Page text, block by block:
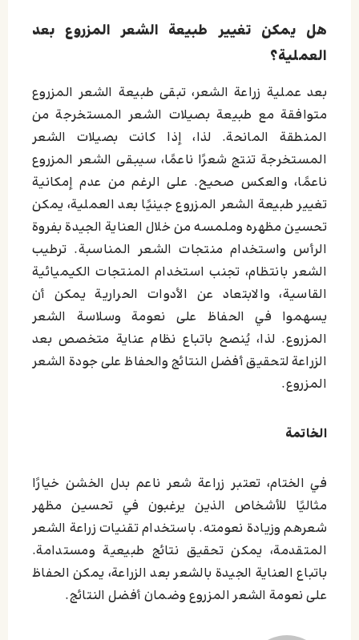
هل يمكن تغيير طبيعة الشعر المزروع بعد
العملية؟
بعد عملية زراعة الشعر، تبقى طبيعة الشعر المزروع
متوافقة مع طبيعة بصيلات الشعر المستخرجة من
المنطقة المانحة. لذا، إذا كانت بصيلات الشعر
المستخرجة تنتج شعرًا ناعمًا، سيبقى الشعر المزروع
ناعمًا، والعكس صحيح. على الرغم من عدم إمكانية
تغيير طبيعة الشعر المزروع جينيًا بعد العملية، يمكن
تحسين مظهره وملمسه من خلال العناية الجيدة بفروة
الرأس واستخدام منتجات الشعر المناسبة. ترطيب
الشعر بانتظام، تجنب استخدام المنتجات الكيميائية
القاسية، والابتعاد عن الأدوات الحرارية يمكن أن
يسهموا في الحفاظ على نعومة وسلاسة الشعر
المزروع. لذا، يُنصح باتباع نظام عناية متخصص بعد
الزراعة لتحقيق أفضل النتائج والحفاظ على جودة الشعر
المزروع.
الخاتمة
في الختام، تعتبر زراعة شعر ناعم بدل الخشن خيارًا
مثاليًا للأشخاص الذين يرغبون في تحسين مظهر
شعرهم وزيادة نعومته. باستخدام تقنيات زراعة الشعر
المتقدمة، يمكن تحقيق نتائج طبيعية ومستدامة.
باتباع العناية الجيدة بالشعر بعد الزراعة، يمكن الحفاظ
على نعومة الشعر المزروع وضمان أفضل النتائج.